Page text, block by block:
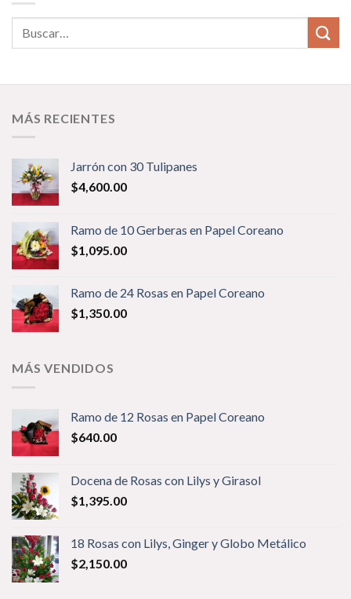
MÁS RECIENTES
Jarrón con 30 Tulipanes
$4,600.00
Ramo de 10 Gerberas en Papel Coreano
$1,095.00
Ramo de 24 Rosas en Papel Coreano
$1,350.00
MÁS VENDIDOS
Ramo de 12 Rosas en Papel Coreano
$640.00
Docena de Rosas con Lilys y Girasol
$1,395.00
18 Rosas con Lilys, Ginger y Globo Metálico
$2,150.00